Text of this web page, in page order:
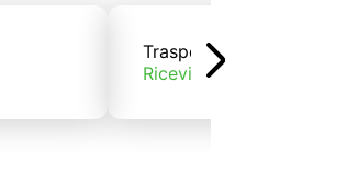
Trasporto su treno
Ricevi offerte